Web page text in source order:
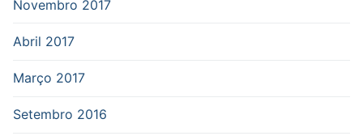
Novembro 2017
Abril 2017
Março 2017
Setembro 2016